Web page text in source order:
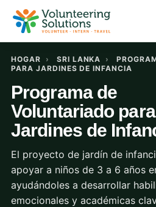
HOGAR › SRI LANKA ›
PARA JARDINES DE INFANCIA
Programa de
Voluntariado para
Jardines de
El proyecto de jardín de
apoyar a niños de 3 a 6 años
ayudándoles a desarrollar
emocionales y académicas